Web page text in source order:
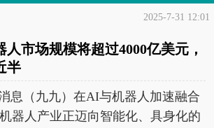
2025-7-31 12:01
人市场规模将超过4000亿美元，
半
息（九九）在AI与机器人加速融合
器人产业正迈向智能化、具身化的